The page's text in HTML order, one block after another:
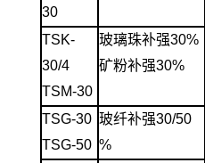
30
TSK-
30/4
TSM-30
玻璃珠补强30%
矿粉补强30%
TSG-30
TSG-50
玻纤补强30/50
%